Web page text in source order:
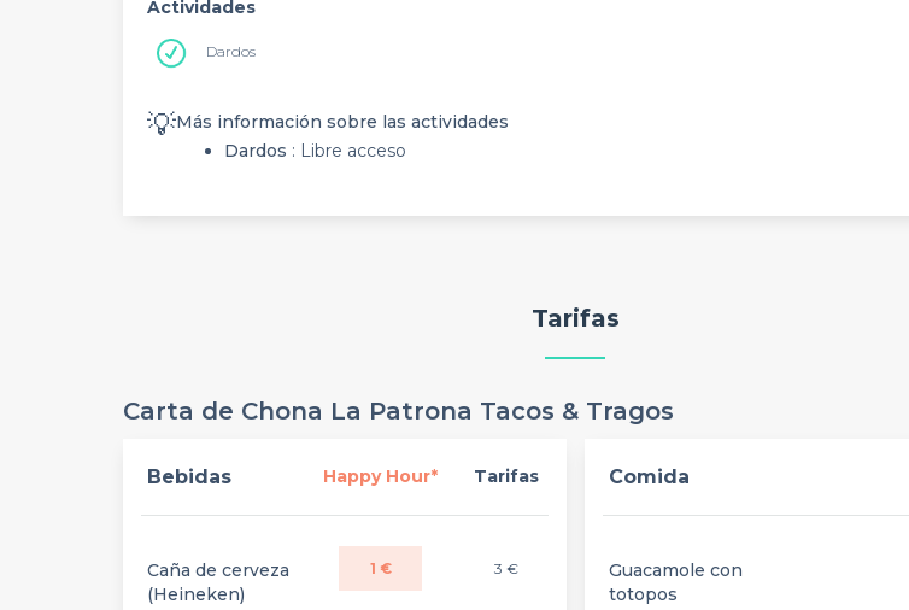
Actividades
Dardos
💡Más información sobre las actividades
Dardos : Libre acceso
Tarifas
Carta de Chona La Patrona Tacos & Tragos
Bebidas Happy Hour* Tarifas
Caña de cerveza
(Heineken)
1 € 3 €
Comida
Guacamole con
totopos